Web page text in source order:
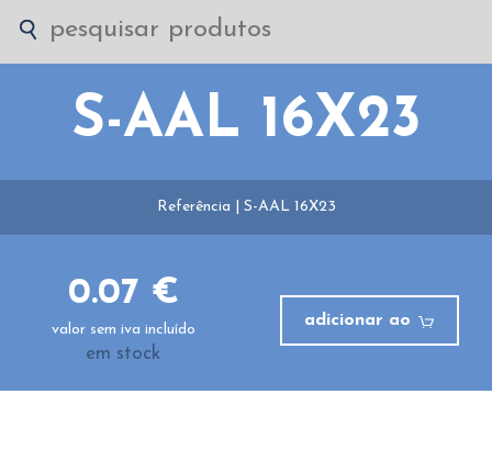
S-AAL 16X23
Referência | S-AAL 16X23
0.07 €
valor sem iva incluído
em stock
adicionar ao